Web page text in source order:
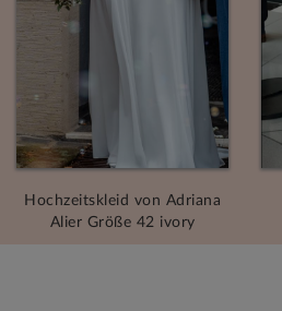
Hochzeitskleid von Adriana
Alier Größe 42 ivory